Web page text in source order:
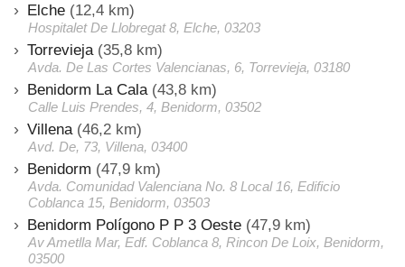
Elche (12,4 km)
Hospitalet De Llobregat 8, Elche, 03203
Torrevieja (35,8 km)
Avda. De Las Cortes Valencianas, 6, Torrevieja, 03180
Benidorm La Cala (43,8 km)
Calle Luis Prendes, 4, Benidorm, 03502
Villena (46,2 km)
Avd. De, 73, Villena, 03400
Benidorm (47,9 km)
Avda. Comunidad Valenciana No. 8 Local 16, Edificio
Coblanca 15, Benidorm, 03503
Benidorm Polígono P P 3 Oeste (47,9 km)
Av Ametlla Mar, Edf. Coblanca 8, Rincon De Loix, Benidorm,
03500